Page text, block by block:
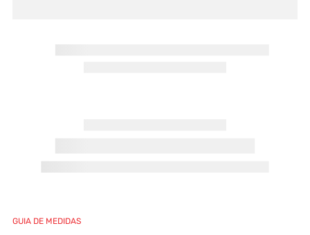
GUIA DE MEDIDAS